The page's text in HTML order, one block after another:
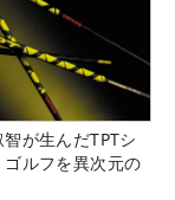
が生んだTPTシ
ゴルフを異次元の